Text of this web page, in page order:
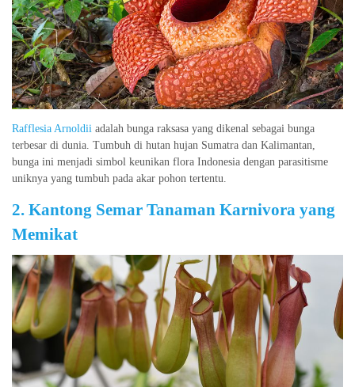
Rafflesia Arnoldii adalah bunga raksasa yang dikenal sebagai bunga
terbesar di dunia. Tumbuh di hutan hujan Sumatra dan Kalimantan,
bunga ini menjadi simbol keunikan flora Indonesia dengan parasitisme
uniknya yang tumbuh pada akar pohon tertentu.
2. Kantong Semar Tanaman Karnivora yang
Memikat